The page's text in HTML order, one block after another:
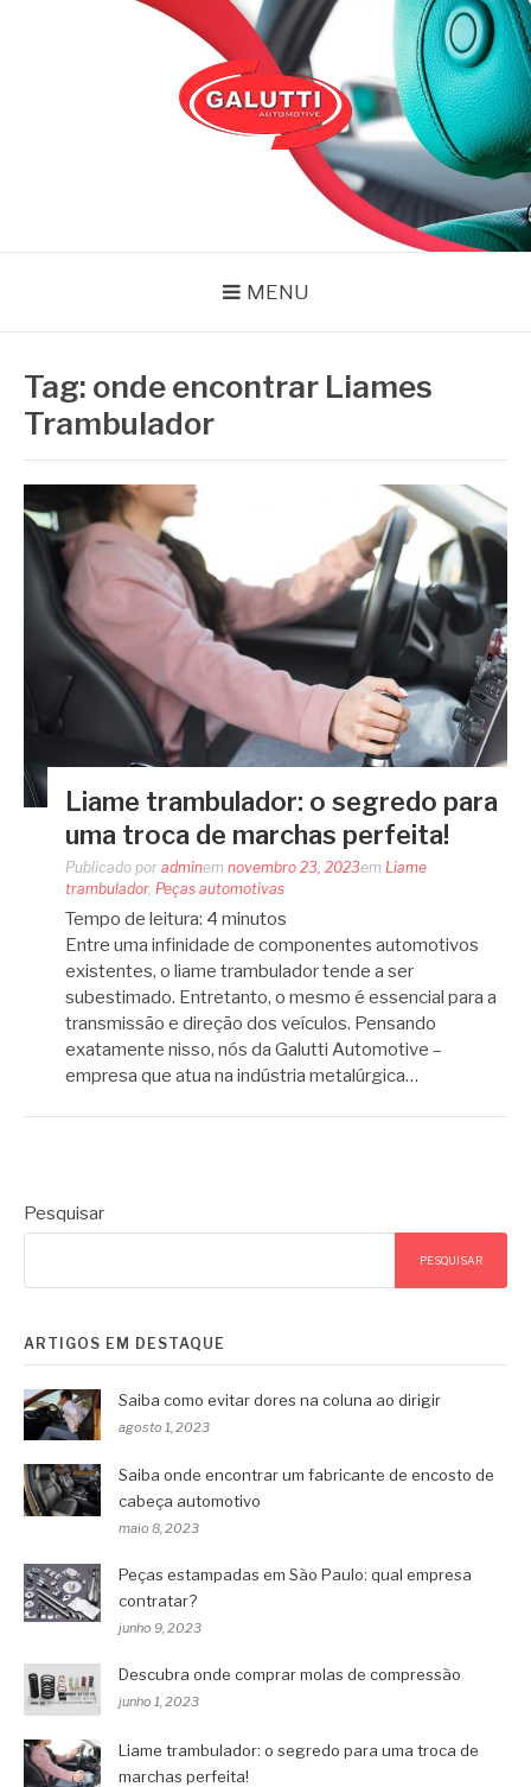
MENU
Tag: onde encontrar Liames
Trambulador
Liame trambulador: o segredo para
uma troca de marchas perfeita!
Publicado por adminem novembro 23, 2023em Liame
trambulador, Peças automotivas
Tempo de leitura: 4 minutos
Entre uma infinidade de componentes automotivos
existentes, o liame trambulador tende a ser
subestimado. Entretanto, o mesmo é essencial para a
transmissão e direção dos veículos. Pensando
exatamente nisso, nós da Galutti Automotive –
empresa que atua na indústria metalúrgica…
Pesquisar
PESQUISAR
ARTIGOS EM DESTAQUE
Saiba como evitar dores na coluna ao dirigir
agosto 1, 2023
Saiba onde encontrar um fabricante de encosto de
cabeça automotivo
maio 8, 2023
Peças estampadas em São Paulo: qual empresa
contratar?
junho 9, 2023
Descubra onde comprar molas de compressão
junho 1, 2023
Liame trambulador: o segredo para uma troca de
marchas perfeita!